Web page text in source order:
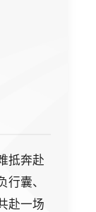
抵奔赴
行囊、
赴一场